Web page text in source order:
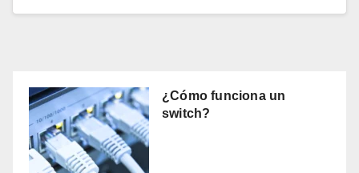
¿Cómo funciona un
switch?